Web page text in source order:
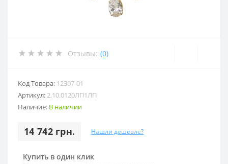
Отзывы: (0)
Код Товара: 12307-01
Артикул:2.10.0120ЛП1ЛП
Наличие: В наличии
14 742 грн. Нашли дешевле?
Купить в один клик